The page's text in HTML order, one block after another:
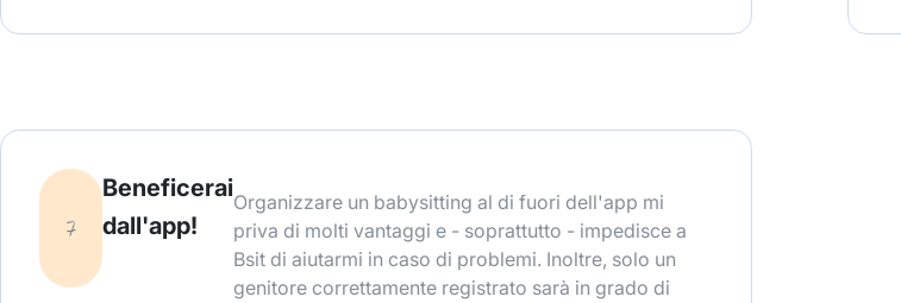
Beneficerai
dall'app!
Organizzare un babysitting al di fuori dell'app mi
priva di molti vantaggi e - soprattutto - impedisce a
Bsit di aiutarmi in caso di problemi. Inoltre, solo un
genitore correttamente registrato sarà in grado di